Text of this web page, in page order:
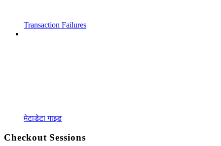
Transaction Failures
मेटाडेटा गाइड
Checkout Sessions